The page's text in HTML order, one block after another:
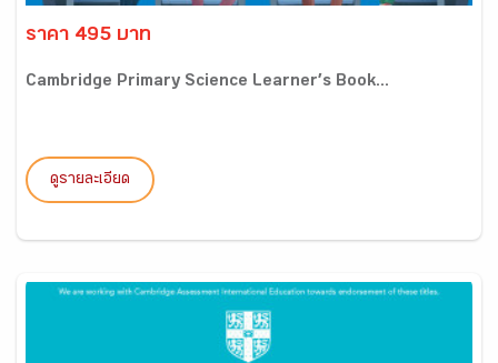
ราคา 495 บาท
Cambridge Primary Science Learner’s Book...
ดูรายละเอียด